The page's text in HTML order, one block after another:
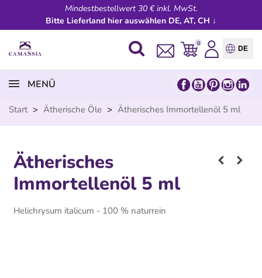
Mindestbestellwert 30 € inkl. MwSt.
Bitte Lieferland hier auswählen DE, AT, CH ↓
0
DE
MENÜ
Start > Ätherische Öle > Ätherisches Immortellenöl 5 ml
Ätherisches
Immortellenöl 5 ml
Helichrysum italicum - 100 % naturrein